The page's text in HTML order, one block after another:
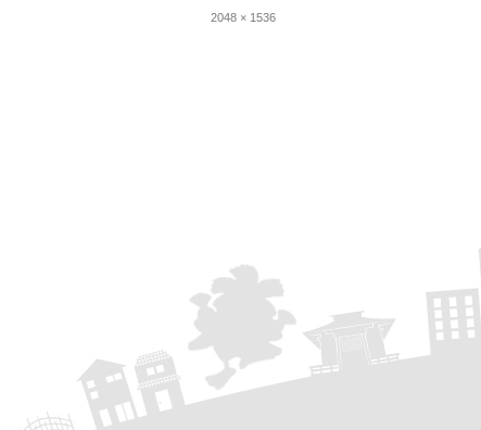
フ
2048 × 1536